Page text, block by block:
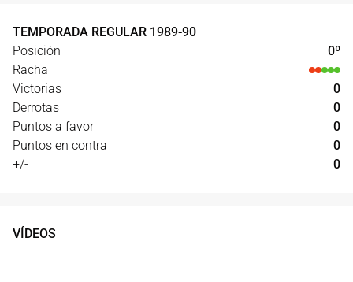
TEMPORADA REGULAR 1989-90
Posición
0º
Racha
Victorias
0
Derrotas
0
Puntos a favor
0
Puntos en contra
0
+/-
0
VÍDEOS